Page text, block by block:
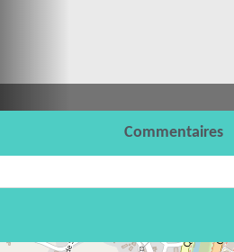
Commentaires